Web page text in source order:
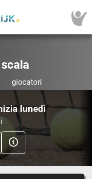
giocatori
lunedì